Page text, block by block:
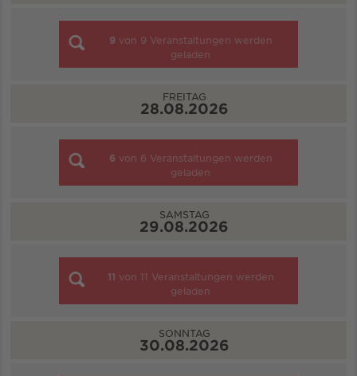
9 von 9 Veranstaltungen werden
geladen
FREITAG
28.08.2026
6 von 6 Veranstaltungen werden
geladen
SAMSTAG
29.08.2026
11 von 11 Veranstaltungen werden
geladen
SONNTAG
30.08.2026